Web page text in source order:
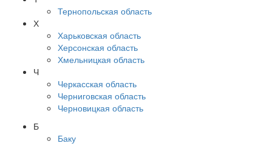
Тернопольская область
Х
Харьковская область
Херсонская область
Хмельницкая область
Ч
Черкасская область
Черниговская область
Черновицкая область
Б
Баку